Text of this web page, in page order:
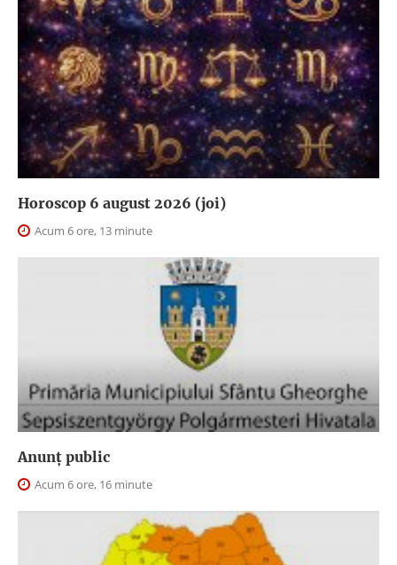
Horoscop 6 august 2026 (joi)
Acum 6 ore, 13 minute
Anunţ public
Acum 6 ore, 16 minute